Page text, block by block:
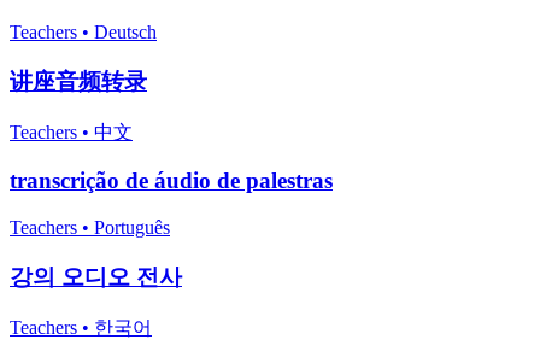
Teachers • Deutsch
讲座音频转录
Teachers • 中文
transcrição de áudio de palestras
Teachers • Português
강의 오디오 전사
Teachers • 한국어